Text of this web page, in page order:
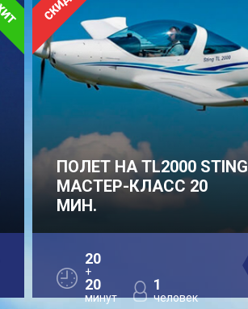
ПОЛЕТ НА TL2000 STING
МАСТЕР-КЛАСС 20
МИН.
20
+
20
минут
1
человек